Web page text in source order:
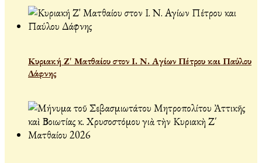
Κυριακή Ζ' Ματθαίου στον Ι. Ν. Αγίων Πέτρου και Παύλου
Δάφνης